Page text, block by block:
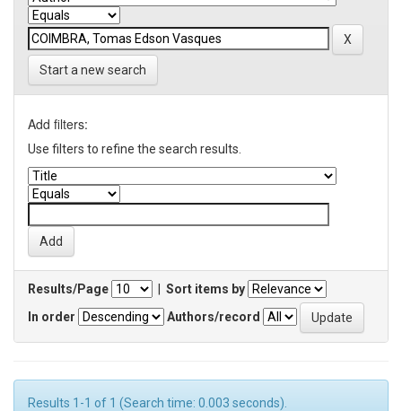
Start a new search
Add filters:
Use filters to refine the search results.
Results/Page
Sort items by
In order
Authors/record
Results 1-1 of 1 (Search time: 0.003 seconds).